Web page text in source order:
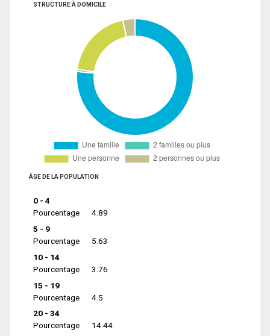
STRUCTURE À DOMICILE
ÂGE DE LA POPULATION
0 - 4
Pourcentage
4.89
5 - 9
Pourcentage
5.63
10 - 14
Pourcentage
3.76
15 - 19
Pourcentage
4.5
20 - 34
Pourcentage
14.44